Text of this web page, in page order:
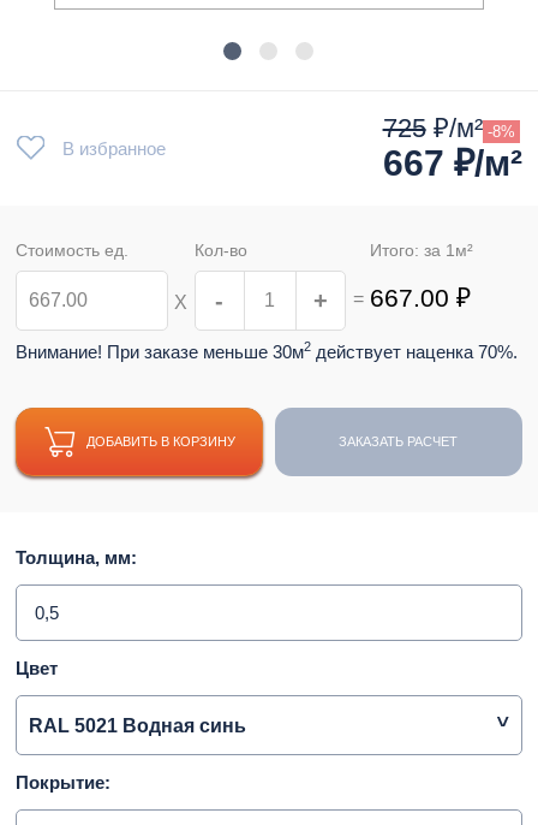
В избранное
725₽/м² -8%
667 ₽/м²
Стоимость ед.
Х
Кол-во
- + =
Итого: за 1 м²
667.00 ₽
Внимание! При заказе меньше 30м2 действует наценка 70%.
ДОБАВИТЬ В КОРЗИНУ ЗАКАЗАТЬ РАСЧЕТ
Толщина, мм:
0,5
Цвет
RAL 5021 Водная синь
Покрытие: